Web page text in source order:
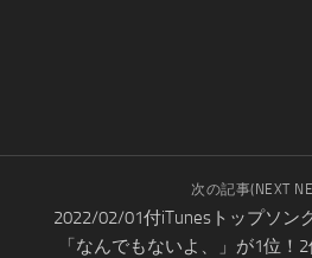
次の記事(NEXT
2022/02/01付iTunesトップソン
「なんでもないよ、」が1位！